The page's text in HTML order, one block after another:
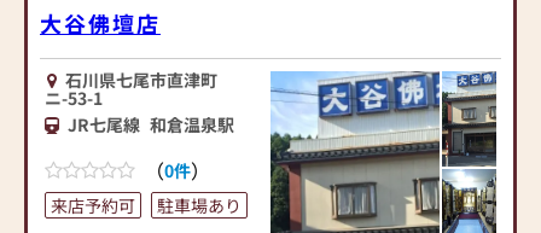
大谷佛壇店
石川県七尾市直津町
ニ-53-1
JR七尾線 和倉温泉駅
（0件）
来店予約可
駐車場あり